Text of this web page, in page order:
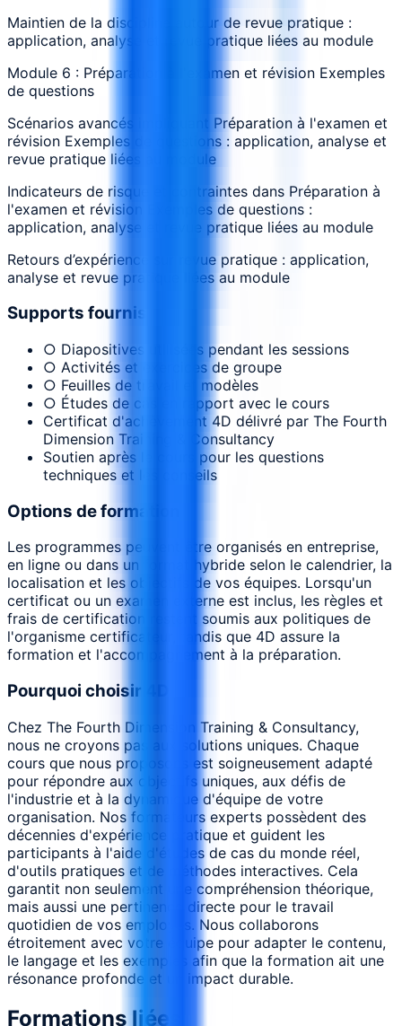
Maintien de la discipline autour de revue pratique :
application, analyse et revue pratique liées au module
Module 6 : Préparation à l'examen et révision Exemples
de questions
Scénarios avancés impliquant Préparation à l'examen et
révision Exemples de questions : application, analyse et
revue pratique liées au module
Indicateurs de risque et contraintes dans Préparation à
l'examen et révision Exemples de questions :
application, analyse et revue pratique liées au module
Retours d’expérience sur revue pratique : application,
analyse et revue pratique liées au module
Supports fournis
○ Diapositives utilisées pendant les sessions
○ Activités et exercices de groupe
○ Feuilles de travail et modèles
○ Études de cas en rapport avec le cours
Certificat d'achèvement 4D délivré par The Fourth
Dimension Training & Consultancy
Soutien après le cours pour les questions
techniques et les conseils
Options de formation
Les programmes peuvent être organisés en entreprise,
en ligne ou dans un format hybride selon le calendrier, la
localisation et les objectifs de vos équipes. Lorsqu'un
certificat ou un examen externe est inclus, les règles et
frais de certification restent soumis aux politiques de
l'organisme certificateur, tandis que 4D assure la
formation et l'accompagnement à la préparation.
Pourquoi choisir 4D
Chez The Fourth Dimension Training & Consultancy,
nous ne croyons pas aux solutions uniques. Chaque
cours que nous proposons est soigneusement adapté
pour répondre aux objectifs uniques, aux défis de
l'industrie et à la dynamique d'équipe de votre
organisation. Nos formateurs experts possèdent des
décennies d'expérience pratique et guident les
participants à l'aide d'études de cas du monde réel,
d'outils pratiques et de méthodes interactives. Cela
garantit non seulement une compréhension théorique,
mais aussi une pertinence directe pour le travail
quotidien de vos employés. Nous collaborons
étroitement avec votre équipe pour adapter le contenu,
le langage et les exemples afin que la formation ait une
résonance profonde et un impact durable.
Formations liées